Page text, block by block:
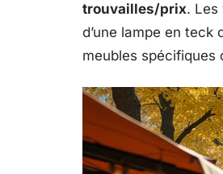
trouvailles/prix. Les
d’une lampe en
meubles spécifiques